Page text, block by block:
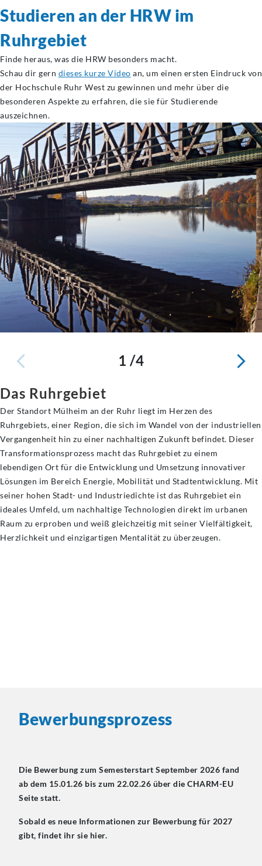
Studieren an der HRW im
Ruhrgebiet
Finde heraus, was die HRW besonders macht.
Schau dir gern dieses kurze Video an, um einen ersten Eindruck von
der Hochschule Ruhr West zu gewinnen und mehr über die
besonderen Aspekte zu erfahren, die sie für Studierende
auszeichnen.
1 /4
Das Ruhrgebiet
Der Standort Mülheim an der Ruhr liegt im Herzen des
Ruhrgebiets, einer Region, die sich im Wandel von der industriellen
Vergangenheit hin zu einer nachhaltigen Zukunft befindet. Dieser
Transformationsprozess macht das Ruhrgebiet zu einem
lebendigen Ort für die Entwicklung und Umsetzung innovativer
Lösungen im Bereich Energie, Mobilität und Stadtentwicklung. Mit
seiner hohen Stadt- und Industriedichte ist das Ruhrgebiet ein
ideales Umfeld, um nachhaltige Technologien direkt im urbanen
Raum zu erproben und weiß gleichzeitig mit seiner Vielfältigkeit,
Herzlichkeit und einzigartigen Mentalität zu überzeugen.
Bewerbungsprozess
Die Bewerbung zum Semesterstart September 2026 fand
ab dem 15.01.26 bis zum 22.02.26 über die CHARM-EU
Seite statt.
Sobald es neue Informationen zur Bewerbung für 2027
gibt, findet ihr sie hier.